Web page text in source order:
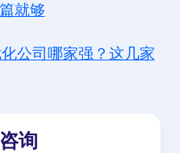
就够
公司哪家强？这几家
询